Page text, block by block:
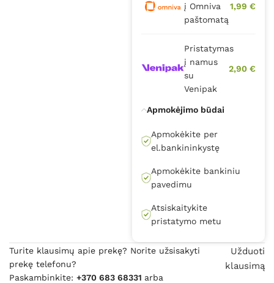
į Omniva
paštomatą
1,99 €
Pristatymas
į namus
su
Venipak
2,90 €
Apmokėjimo būdai
Apmokėkite per
el.bankininkystę
Apmokėkite bankiniu
pavedimu
Atsiskaitykite
pristatymo metu
Turite klausimų apie prekę? Norite užsisakyti
prekę telefonu?
Paskambinkite: +370 683 68331 arba
Užduoti
klausimą